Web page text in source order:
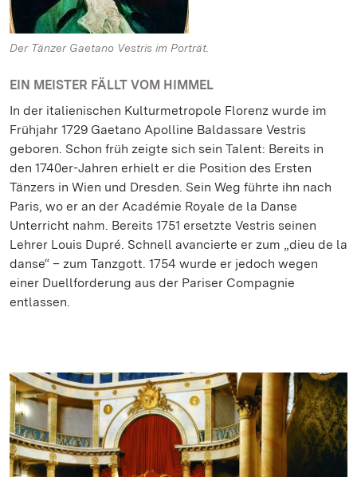
Der Tänzer Gaetano Vestris im Porträt.
EIN MEISTER FÄLLT VOM HIMMEL
In der italienischen Kulturmetropole Florenz wurde im
Frühjahr 1729 Gaetano Apolline Baldassare Vestris
geboren. Schon früh zeigte sich sein Talent: Bereits in
den 1740er-Jahren erhielt er die Position des Ersten
Tänzers in Wien und Dresden. Sein Weg führte ihn nach
Paris, wo er an der Académie Royale de la Danse
Unterricht nahm. Bereits 1751 ersetzte Vestris seinen
Lehrer Louis Dupré. Schnell avancierte er zum „dieu de la
danse“ – zum Tanzgott. 1754 wurde er jedoch wegen
einer Duellforderung aus der Pariser Compagnie
entlassen.